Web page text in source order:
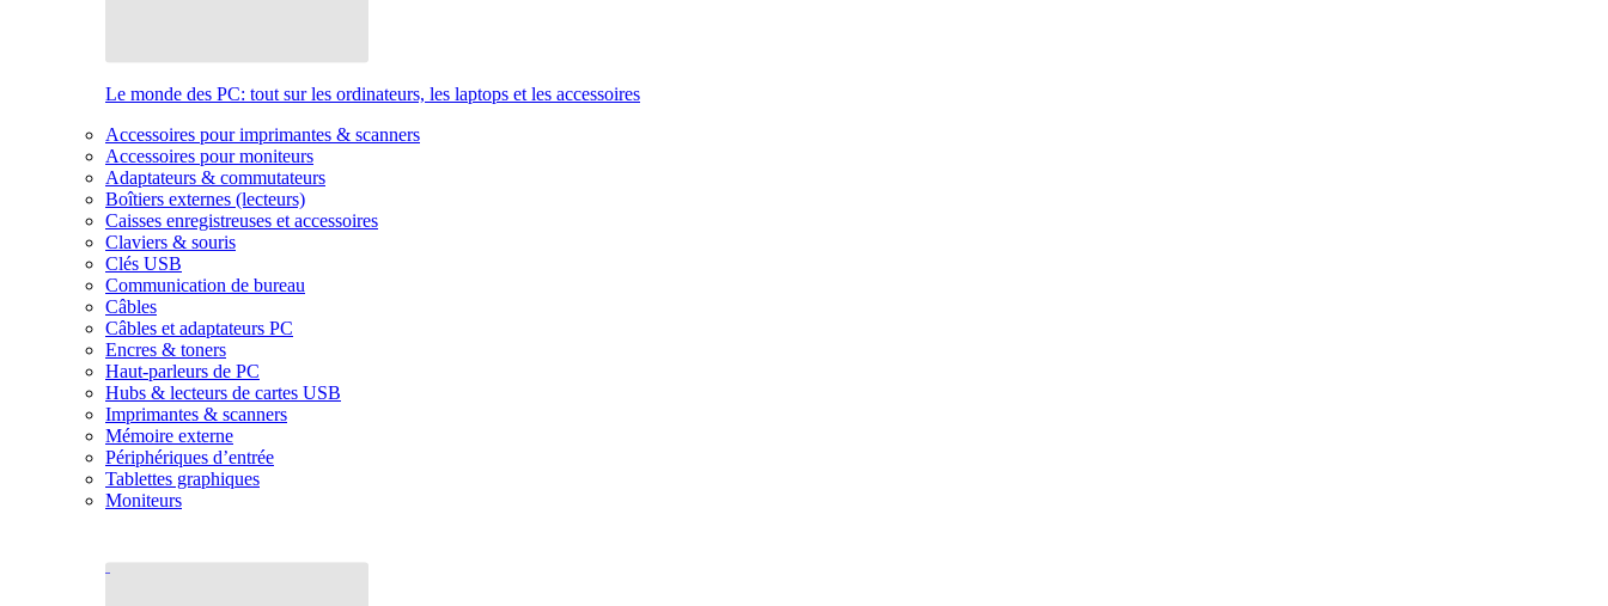
Le monde des PC: tout sur les ordinateurs, les laptops et les accessoires
Accessoires pour imprimantes & scanners
Accessoires pour moniteurs
Adaptateurs & commutateurs
Boîtiers externes (lecteurs)
Caisses enregistreuses et accessoires
Claviers & souris
Clés USB
Communication de bureau
Câbles
Câbles et adaptateurs PC
Encres & toners
Haut-parleurs de PC
Hubs & lecteurs de cartes USB
Imprimantes & scanners
Mémoire externe
Périphériques d’entrée
Tablettes graphiques
Moniteurs